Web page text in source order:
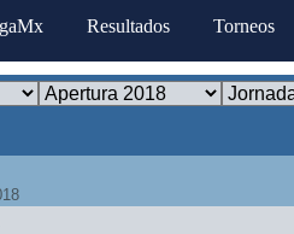
Resultados Torneos